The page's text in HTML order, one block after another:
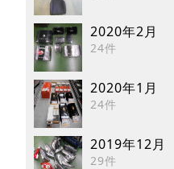
2020年2月
24件
2020年1月
24件
2019年12月
29件